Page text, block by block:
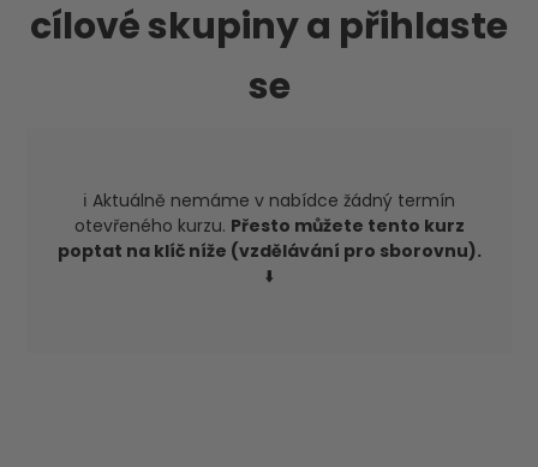
cílové skupiny a přihlaste
se
ℹ️ Aktuálně nemáme v nabídce žádný termín
otevřeného kurzu. Přesto můžete tento kurz
poptat na klíč níže (vzdělávání pro sborovnu).
⬇️